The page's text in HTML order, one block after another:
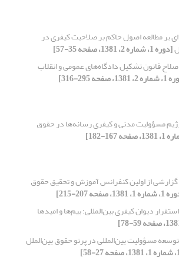
بر مطالعه‌ اصول‌ حاکم‌ بر صلاحیت‌ کیفری‌ در
[دوره 1، شماره 2، 1381، صفحه 35-57]
قانون‌ تشکیل‌ دادگاه‌های‌ عمومی‌ و انقلاب‌
صفحه 295-316]
مسؤولیت‌ مدنی‌ و کیفری‌ رسانه‌ها در حقوق
گزارشی‌ از اولین‌ کنفرانس‌ آموزش‌ و تحقیق‌ حقوق
1381، صفحه 207-215]
استقرار دیوان‌ کیفری‌ بین‌المللی‌: بیم‌ها و امیدها
توسعه‌‌ مسؤولیت‌ بین‌المللی‌ در پرتو حقوق بین‌الملل‌